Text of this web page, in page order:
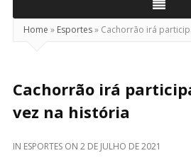
Home » Esportes» Cachorrão irá
Cachorrão irá
vez na história
IN ESPORTES ON 2 DE JULHO DE 2021